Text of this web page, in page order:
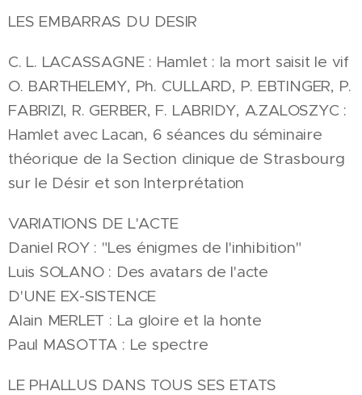
LES EMBARRAS DU DESIR
C. L. LACASSAGNE : Hamlet : la mort saisit le vif
O. BARTHELEMY, Ph. CULLARD, P. EBTINGER, P.
FABRIZI, R. GERBER, F. LABRIDY, A.ZALOSZYC :
Hamlet avec Lacan, 6 séances du séminaire
théorique de la Section clinique de Strasbourg
sur le Désir et son Interprétation
VARIATIONS DE L'ACTE
Daniel ROY : "Les énigmes de l'inhibition"
Luis SOLANO : Des avatars de l'acte
D'UNE EX-SISTENCE
Alain MERLET : La gloire et la honte
Paul MASOTTA : Le spectre
LE PHALLUS DANS TOUS SES ETATS